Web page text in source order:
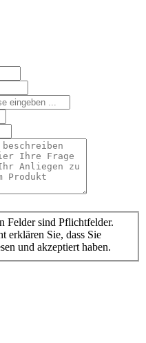
Felder sind Pflichtfelder.
erklären Sie, dass Sie
und akzeptiert haben.